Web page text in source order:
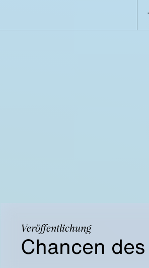
Veröffentlichung
Chancen